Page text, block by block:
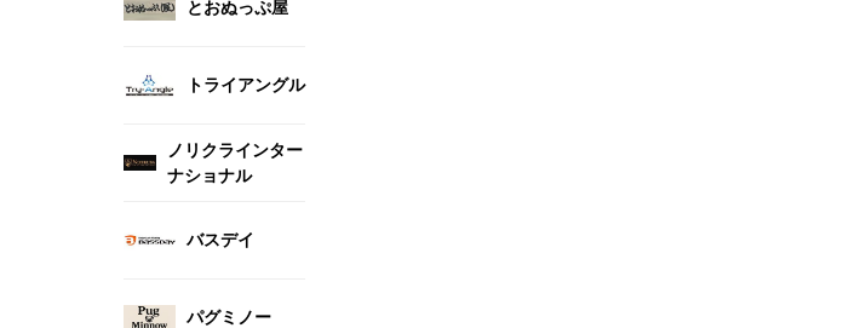
とおぬっぷ屋
トライアングル
ノリクラインター
ナショナル
バスデイ
パグミノー